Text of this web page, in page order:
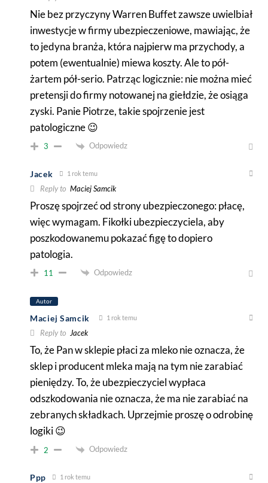
Nie bez przyczyny Warren Buffet zawsze uwielbiał
inwestycje w firmy ubezpieczeniowe, mawiając, że
to jedyna branża, która najpierw ma przychody, a
potem (ewentualnie) miewa koszty. Ale to pół-
żartem pół-serio. Patrząc logicznie: nie można mieć
pretensji do firmy notowanej na giełdzie, że osiąga
zyski. Panie Piotrze, takie spojrzenie jest
patologiczne 😉
3 Odpowiedz
Jacek 1 rok temu
Reply to Maciej Samcik
Proszę spojrzeć od strony ubezpieczonego: płacę,
więc wymagam. Fikołki ubezpieczyciela, aby
poszkodowanemu pokazać figę to dopiero
patologia.
11 Odpowiedz
Autor
Maciej Samcik 1 rok temu
Reply to Jacek
To, że Pan w sklepie płaci za mleko nie oznacza, że
sklep i producent mleka mają na tym nie zarabiać
pieniędzy. To, że ubezpieczyciel wypłaca
odszkodowania nie oznacza, że ma nie zarabiać na
zebranych składkach. Uprzejmie proszę o odrobinę
logiki 😉
2 Odpowiedz
Ppp 1 rok temu